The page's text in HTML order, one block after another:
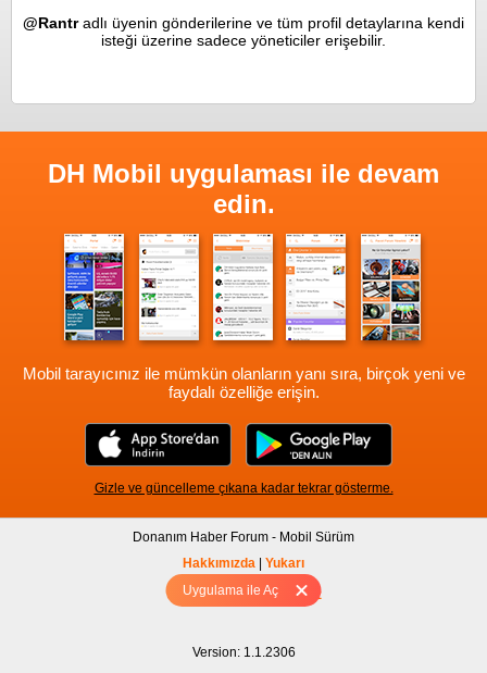
Uygulama ile Aç
@Rantradlı üyenin gönderilerine ve tüm profil detaylarına kendi
isteği üzerine sadece yöneticiler erişebilir.
DH Mobil uygulaması ile devam
edin.
Mobil tarayıcınız ile mümkün olanların yanı sıra, birçok yeni ve
faydalı özelliğe erişin.
Gizle ve güncelleme çıkana kadar tekrar gösterme.
Donanım Haber Forum - Mobil Sürüm
Hakkımızda | Yukarı
Tam sürüm için Tıklayınız
Version: 1.1.2306